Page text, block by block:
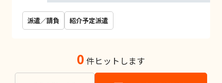
派遣／請負 紹介予定派遣
0 件ヒットします